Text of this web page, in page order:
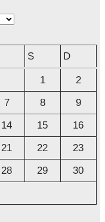
S D
1
2
7 8
9
14 15
16
21 22
23
28 29
30